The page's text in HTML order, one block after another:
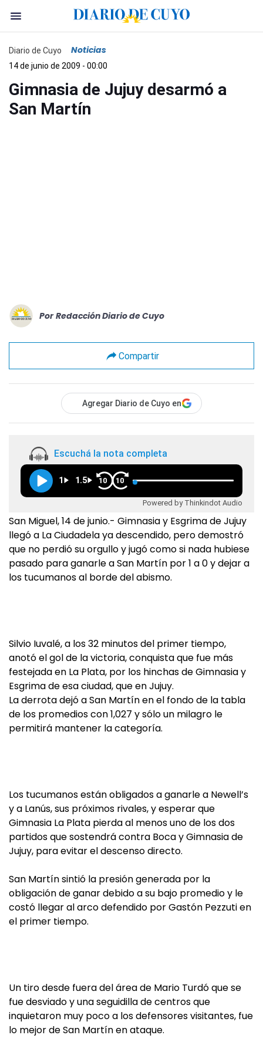
Diario de Cuyo Noticias
14 de junio de 2009 - 00:00
Gimnasia de Jujuy desarmó a
San Martín
Por Redacción Diario de Cuyo
Compartir
Agregar Diario de Cuyo en
Escuchá la nota completa
1 1.5 10 10
Powered by Thinkindot Audio
San Miguel, 14 de junio.- Gimnasia y Esgrima de Jujuy
llegó a La Ciudadela ya descendido, pero demostró
que no perdió su orgullo y jugó como si nada hubiese
pasado para ganarle a San Martín por 1 a 0 y dejar a
los tucumanos al borde del abismo.
Silvio Iuvalé, a los 32 minutos del primer tiempo,
anotó el gol de la victoria, conquista que fue más
festejada en La Plata, por los hinchas de Gimnasia y
Esgrima de esa ciudad, que en Jujuy.
La derrota dejó a San Martín en el fondo de la tabla
de los promedios con 1,027 y sólo un milagro le
permitirá mantener la categoría.
Los tucumanos están obligados a ganarle a Newell’s
y a Lanús, sus próximos rivales, y esperar que
Gimnasia La Plata pierda al menos uno de los dos
partidos que sostendrá contra Boca y Gimnasia de
Jujuy, para evitar el descenso directo.
San Martín sintió la presión generada por la
obligación de ganar debido a su bajo promedio y le
costó llegar al arco defendido por Gastón Pezzuti en
el primer tiempo.
Un tiro desde fuera del área de Mario Turdó que se
fue desviado y una seguidilla de centros que
inquietaron muy poco a los defensores visitantes, fue
lo mejor de San Martín en ataque.